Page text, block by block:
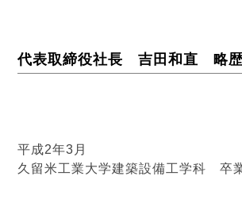
代表取締役社長 吉田和直 略歴
平成2年3月
久留米工業大学建築設備工学科 卒